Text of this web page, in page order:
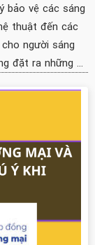
bảo vệ các sáng
thuật đến các
người sáng
đặt ra những ...